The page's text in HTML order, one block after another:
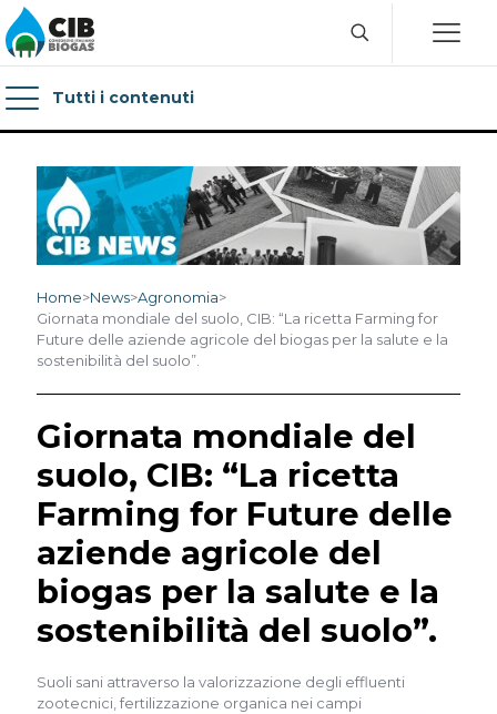
Tutti i contenuti
Home>News>Agronomia>
Giornata mondiale del suolo, CIB: “La ricetta Farming for
Future delle aziende agricole del biogas per la salute e la
sostenibilità del suolo”.
Giornata mondiale del
suolo, CIB: “La ricetta
Farming for Future delle
aziende agricole del
biogas per la salute e la
sostenibilità del suolo”.
Suoli sani attraverso la valorizzazione degli effluenti
zootecnici, fertilizzazione organica nei campi